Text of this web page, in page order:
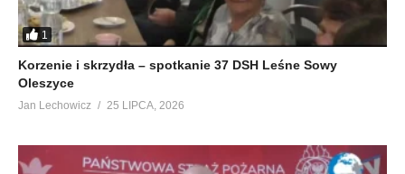
1
Korzenie i skrzydła – spotkanie 37 DSH Leśne Sowy
Oleszyce
Jan Lechowicz 25 LIPCA, 2026